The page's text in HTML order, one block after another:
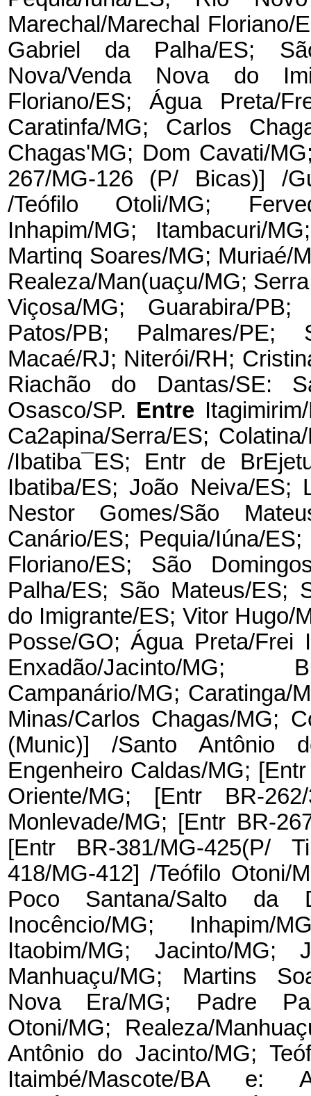
Marechal/Marechal
Gabriel da Palha/ES;
Nova/Venda Nova do
Floriano/ES; Água Preta/
Caratinfa/MG; Carlos
Chagas'MG; Dom Cavati/
267/MG-126 (P/ Bicas)] /
/Teófilo Otoli/MG;
Inhapim/MG; Itambacuri/
Martinq Soares/MG; Muriaé/
Realeza/Man(uaçu/MG;
Viçosa/MG; Guarabira/
Patos/PB; Palmares/
Macaé/RJ; Niterói/RH;
Riachão do Dantas/SE:
Osasco/SP. Entre
Ca2apina/Serra/ES;
/Ibatiba¯ES; Entr de
Ibatiba/ES; João Neiva/ES;
Nestor Gomes/São
Canário/ES; Pequia/Iúna/
Floriano/ES; São
Palha/ES; São Mateus/ES;
do Imigrante/ES; Vitor Hugo/
Posse/GO; Água Preta/Frei
Enxadão/Jacinto/MG;
Campanário/MG; Caratinga/
Minas/Carlos Chagas/MG;
(Munic)] /Santo Antônio
Engenheiro Caldas/MG;
Oriente/MG; [Entr BR-
Monlevade/MG; [Entr BR-
[Entr BR-381/MG-425(P/
418/MG-412] /Teófilo Otoni/
Poco Santana/Salto da
Inocêncio/MG; Inhapim/
Itaobim/MG; Jacinto/MG;
Manhuaçu/MG; Martins
Nova Era/MG; Padre
Otoni/MG; Realeza/
Antônio do Jacinto/MG;
Itaimbé/Mascote/BA e: